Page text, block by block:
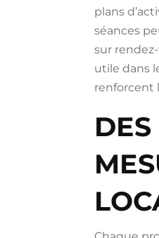
plans
séances
sur
utile dans
renforcent